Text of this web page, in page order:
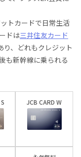
トカードで日常生活
ドは三井住友カード
り、どれもクレジット
も新幹線に乗られる
JCB CARD W